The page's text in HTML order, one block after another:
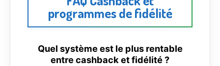
programmes de fidélité
Quel système est le plus rentable
entre cashback et fidélité ?